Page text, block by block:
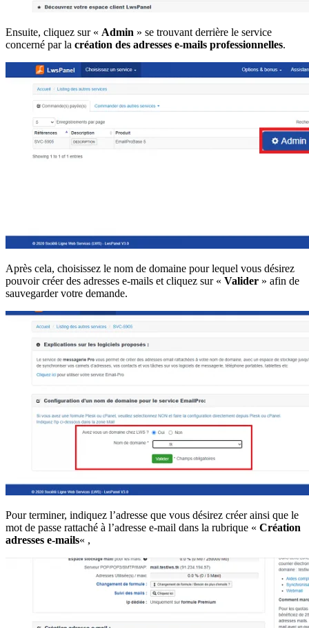
Ensuite, cliquez sur « Admin » se trouvant derrière le service
concerné par la création des adresses e-mails professionnelles.
Après cela, choisissez le nom de domaine pour lequel vous désirez
pouvoir créer des adresses e-mails et cliquez sur « Valider » afin de
sauvegarder votre demande.
Pour terminer, indiquez l’adresse que vous désirez créer ainsi que le
mot de passe rattaché à l’adresse e-mail dans la rubrique « Création
adresses e-mails« ,